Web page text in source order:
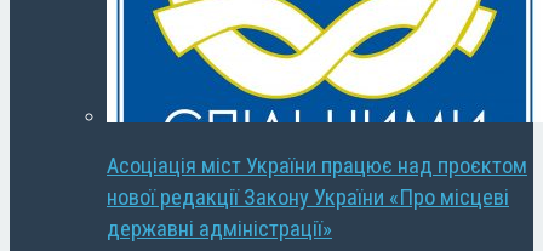
Асоціація міст України працює над проєктом
нової редакції Закону України «Про місцеві
державні адміністрації»